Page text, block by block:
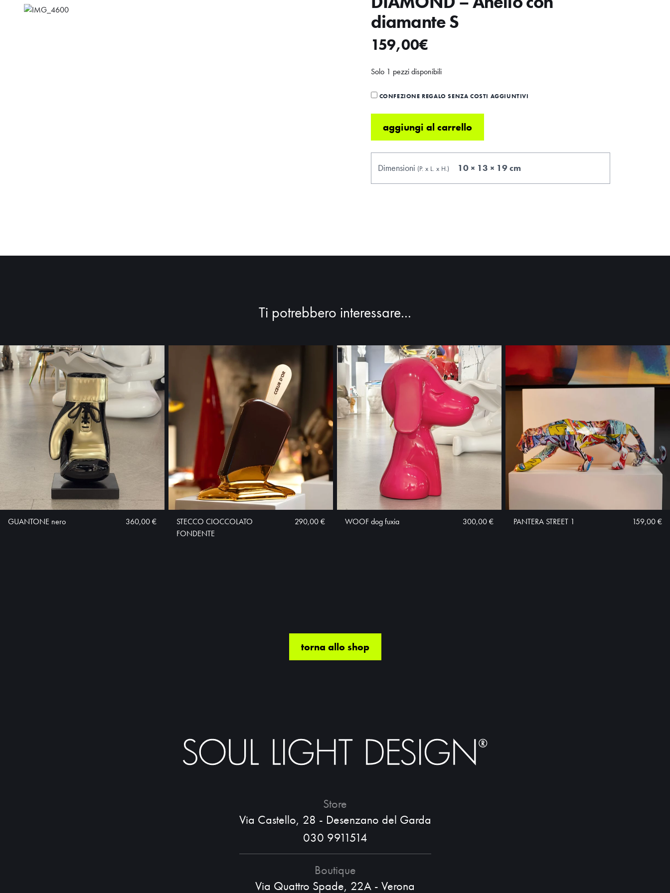
diamante S
159,00€
Solo 1 pezzi disponibili
CONFEZIONE REGALO SENZA COSTI AGGIUNTIVI
aggiungi al carrello
Dimensioni (P. x L. x H.) 10 × 13 × 19 cm
Ti potrebbero interessare...
GUANTONE nero 360,00 €
STECCO CIOCCOLATO
FONDENTE
290,00 € WOOF dog fuxia 300,00 € PANTERA STREET 1 159,00 €
torna allo shop
Store
Via Castello, 28 - Desenzano del Garda
030 9911514
Boutique
Via Quattro Spade, 22A - Verona